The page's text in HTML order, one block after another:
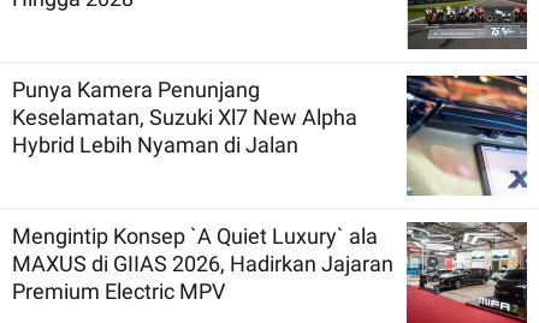
Punya Kamera Penunjang
Keselamatan, Suzuki Xl7 New Alpha
Hybrid Lebih Nyaman di Jalan
Mengintip Konsep `A Quiet Luxury` ala
MAXUS di GIIAS 2026, Hadirkan Jajaran
Premium Electric MPV